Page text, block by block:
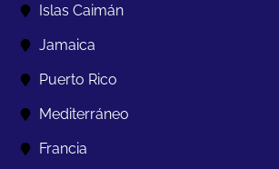
Islas Caimán
Jamaica
Puerto Rico
Mediterráneo
Francia